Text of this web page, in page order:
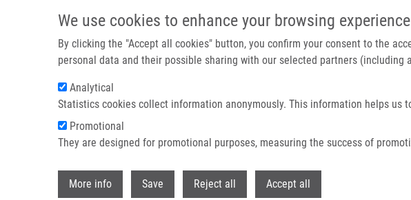
We use cookies to enhance your browsing
By clicking the "Accept all cookies" button, you confirm your consent to the
personal data and their possible sharing with our selected partners (including
Analytical
Statistics cookies collect information anonymously. This information helps us
Promotional
They are designed for promotional purposes, measuring the success of
More info Save Reject all Accept all
Header image